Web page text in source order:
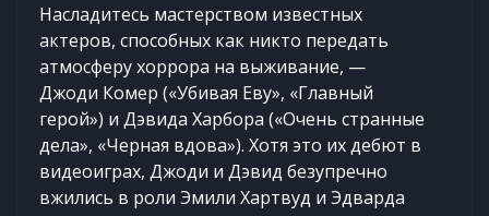
Насладитесь мастерством известных
актеров, способных как никто передать
атмосферу хоррора на выживание, —
Джоди Комер («Убивая Еву», «Главный
герой») и Дэвида Харбора («Очень странные
дела», «Черная вдова»). Хотя это их дебют в
видеоиграх, Джоди и Дэвид безупречно
вжились в роли Эмили Хартвуд и Эдварда